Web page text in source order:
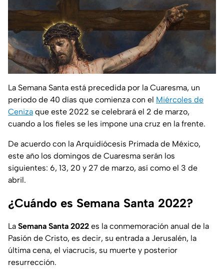
La Semana Santa está precedida por la Cuaresma, un
periodo de 40 días que comienza con el Miércoles de
Ceniza que este 2022 se celebrará el 2 de marzo,
cuando a los fieles se les impone una cruz en la frente.
De acuerdo con la Arquidiócesis Primada de México,
este año los domingos de Cuaresma serán los
siguientes: 6, 13, 20 y 27 de marzo, así como el 3 de
abril.
¿Cuándo es Semana Santa 2022?
La Semana Santa 2022 es la conmemoración anual de la
Pasión de Cristo, es decir, su entrada a Jerusalén, la
última cena, el viacrucis, su muerte y posterior
resurrección.